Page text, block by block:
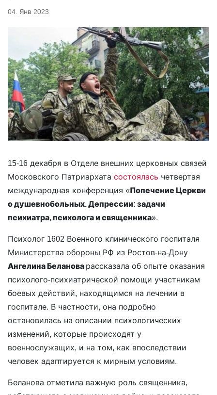
04. Янв 2023
15-16 декабря в Отделе внешних церковных связей
Московского Патриархата состоялась четвертая
международная конференция «Попечение Церкви
о душевнобольных. Депрессии: задачи
психиатра, психолога и священника».
Психолог 1602 Военного клинического госпиталя
Министерства обороны РФ из Ростов-на-Дону
Ангелина Беланова рассказала об опыте оказания
психолого-психиатрической помощи участникам
боевых действий, находящимся на лечении в
госпитале. В частности, она подробно
остановилась на описании психологических
изменений, которые происходят у
военнослужащих, и на том, как впоследствии
человек адаптируется к мирным условиям.
Беланова отметила важную роль священника,